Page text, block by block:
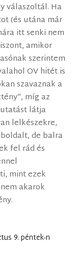
válaszoltál. Ha
(és utána már
itt senki nem
amikor
szerintem
OV hitét is
szavaznak a
míg az
látja
lelkészekre,
de balra
fel rád és
mint ezek
akarok
9. péntek-n